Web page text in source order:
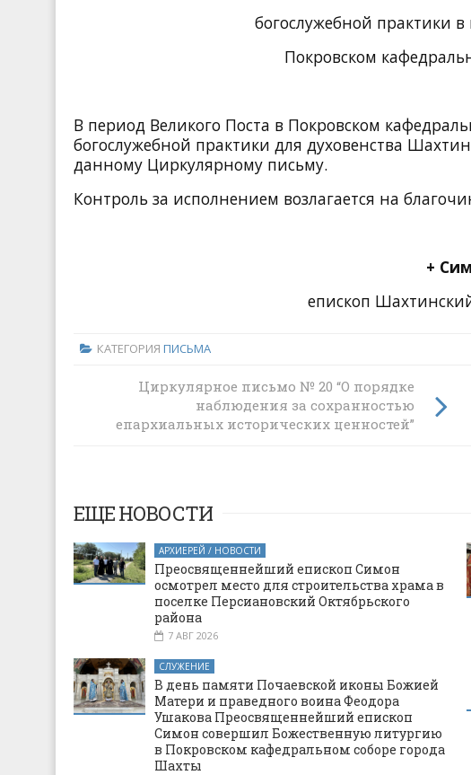
богослужебной практики
Покровском
В период Великого Поста в Покровском
богослужебной практики для духовенства
данному Циркулярному письму.
Контроль за исполнением возлагается на
+
епископ
КАТЕГОРИЯ ПИСЬМА
добровольцев для помощи пострадавшим
мирным жителям на Донбассе и в
Новороссии”
Циркулярное письмо № 20 “О порядке
наблюдения за сохранностью
епархиальных исторических ценностей”
ЕЩЕ НОВОСТИ
АРХИЕРЕЙ / НОВОСТИ
Преосвященнейший епископ Симон
осмотрел место для строительства храма в
поселке Персиановский Октябрьского
района
7 АВГ 2026
СЛУЖЕНИЕ
В день памяти Почаевской иконы Божией
Матери и праведного воина Феодора
Ушакова Преосвященнейший епископ
Симон совершил Божественную литургию
в Покровском кафедральном соборе города
Шахты